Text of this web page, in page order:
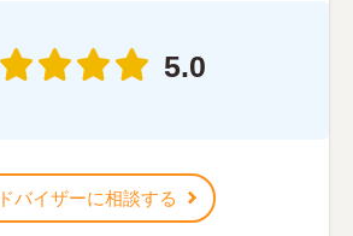
5.0
バイザーに相談する